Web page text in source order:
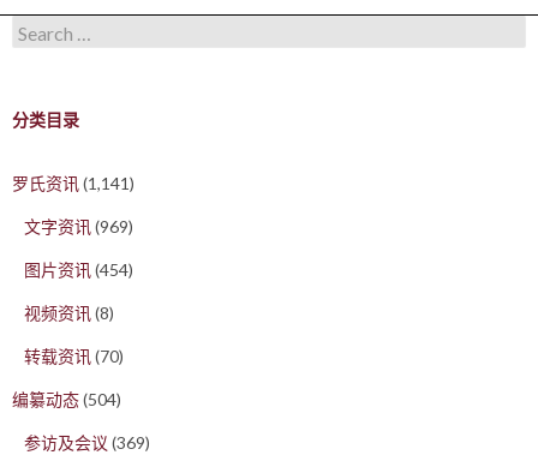
Search for:
分类目录
罗氏资讯(1,141)
文字资讯(969)
图片资讯(454)
视频资讯(8)
转载资讯(70)
编纂动态(504)
参访及会议 (369)